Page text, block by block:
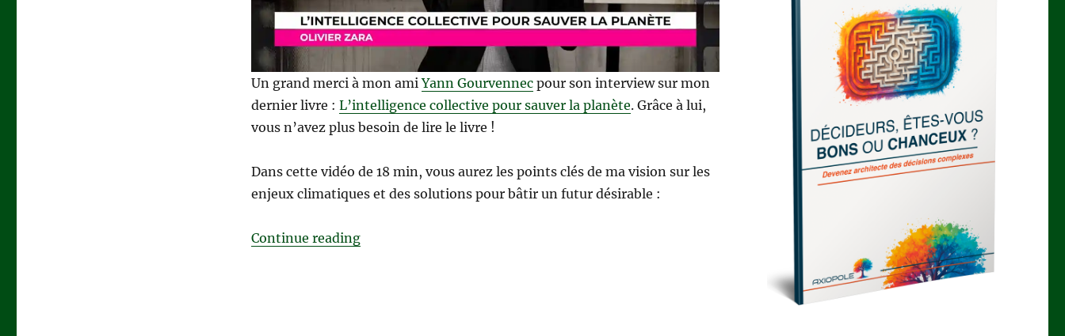
Un grand merci à mon amiYann Gourvennecpour son interview sur mon
dernier livre : L’intelligence collective pour sauver la planète. Grâce à lui,
vous n’avez plus besoin de lire le livre !
Dans cette vidéo de 18 min, vous aurez les points clés de ma vision sur les
enjeux climatiques et des solutions pour bâtir un futur désirable :
Continue reading“L’intelligence collective pour un futur désirable”